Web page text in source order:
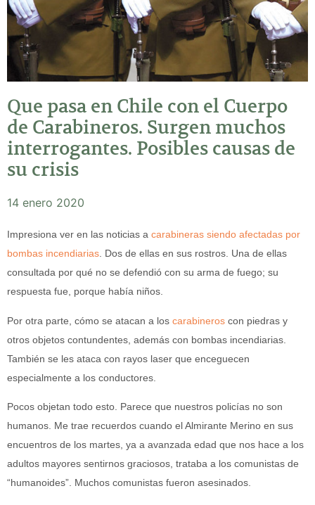
Que pasa en Chile con el Cuerpo
de Carabineros. Surgen muchos
interrogantes. Posibles causas de
su crisis
14 enero 2020
Impresiona ver en las noticias a carabineras siendo afectadas por
bombas incendiarias. Dos de ellas en sus rostros. Una de ellas
consultada por qué no se defendió con su arma de fuego; su
respuesta fue, porque había niños.
Por otra parte, cómo se atacan a los carabineros con piedras y
otros objetos contundentes, además con bombas incendiarias.
También se les ataca con rayos laser que enceguecen
especialmente a los conductores.
Pocos objetan todo esto. Parece que nuestros policías no son
humanos. Me trae recuerdos cuando el Almirante Merino en sus
encuentros de los martes, ya a avanzada edad que nos hace a los
adultos mayores sentirnos graciosos, trataba a los comunistas de
“humanoides”. Muchos comunistas fueron asesinados.